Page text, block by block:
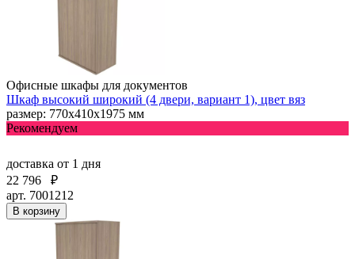
Офисные шкафы для документов
Шкаф высокий широкий (4 двери, вариант 1), цвет вяз
размер: 770х410х1975 мм
Рекомендуем
доставка от 1 дня
22 796
₽
арт. 7001212
В корзину